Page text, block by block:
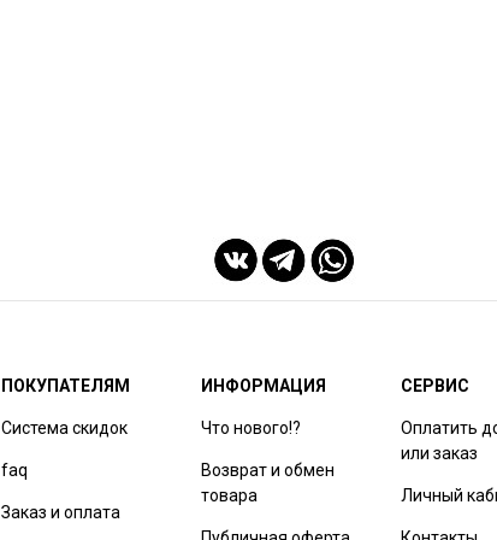
ПОКУПАТЕЛЯМ
Система скидок
faq
Заказ и оплата
ИНФОРМАЦИЯ
Что нового!?
Возврат и обмен
товара
СЕРВИС
Оплатить
или заказ
Личный